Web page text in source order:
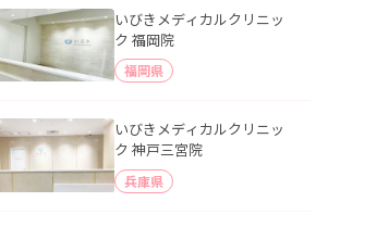
いびきメディカルクリニッ
ク 福岡院
福岡県
いびきメディカルクリニッ
ク 神戸三宮院
兵庫県